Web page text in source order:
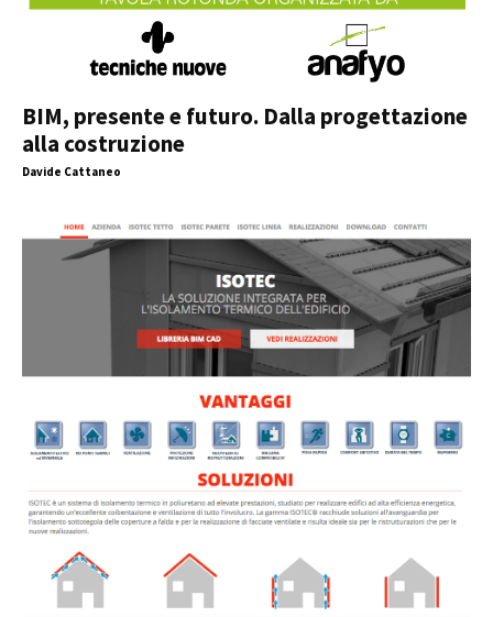
BIM, presente e futuro. Dalla progettazione
alla costruzione
Davide Cattaneo